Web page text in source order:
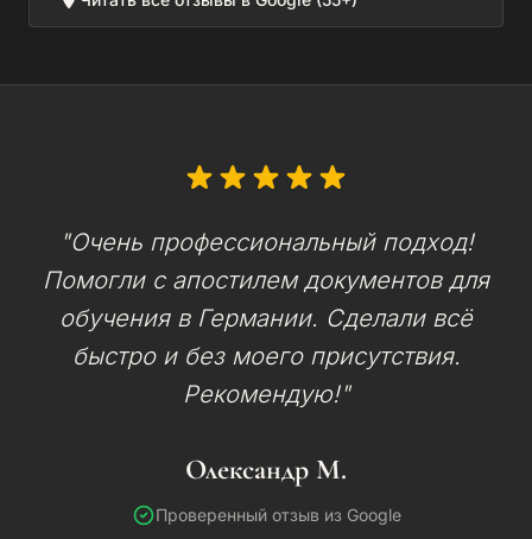
"Очень профессиональный подход!
Помогли с апостилем документов для
обучения в Германии. Сделали всё
быстро и без моего присутствия.
Рекомендую!"
Олександр М.
Проверенный отзыв из Google